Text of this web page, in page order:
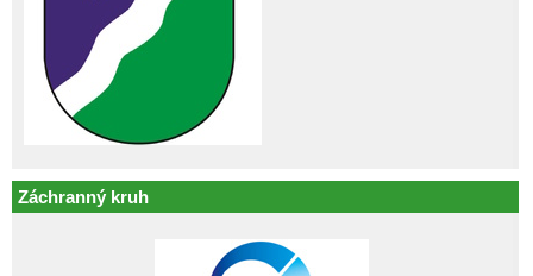
Záchranný kruh